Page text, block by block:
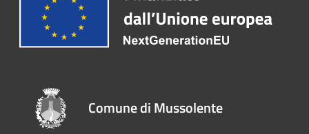
Comune di Mussolente